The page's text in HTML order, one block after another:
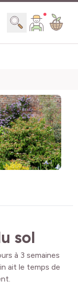
Chercher
sol
à 3 semaines
ait le temps de